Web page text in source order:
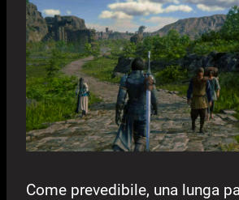
Come prevedibile, una lunga